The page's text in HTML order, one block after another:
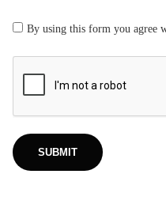
By using this form you agree